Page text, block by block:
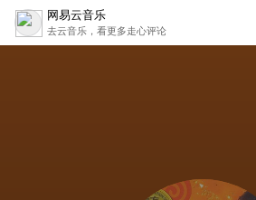
网易云音乐
去云音乐，看更多走心评论